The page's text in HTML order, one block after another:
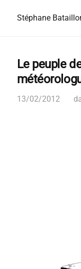
Stéphane
Le peuple
13/02/2012